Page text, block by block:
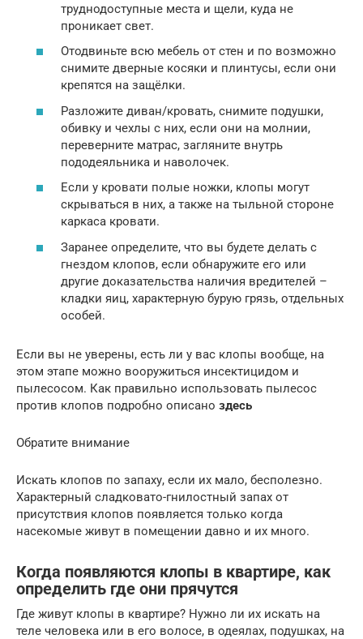
труднодоступные места и щели, куда не
проникает свет.
Отодвиньте всю мебель от стен и по возможно
снимите дверные косяки и плинтусы, если они
крепятся на защёлки.
Разложите диван/кровать, снимите подушки,
обивку и чехлы с них, если они на молнии,
переверните матрас, загляните внутрь
пододеяльника и наволочек.
Если у кровати полые ножки, клопы могут
скрываться в них, а также на тыльной стороне
каркаса кровати.
Заранее определите, что вы будете делать с
гнездом клопов, если обнаружите его или
другие доказательства наличия вредителей –
кладки яиц, характерную бурую грязь, отдельных
особей.
Если вы не уверены, есть ли у вас клопы вообще, на
этом этапе можно вооружиться инсектицидом и
пылесосом. Как правильно использовать пылесос
против клопов подробно описано здесь
Обратите внимание
Искать клопов по запаху, если их мало, бесполезно.
Характерный сладковато-гнилостный запах от
присутствия клопов появляется только когда
насекомые живут в помещении давно и их много.
Когда появляются клопы в квартире, как
определить где они прячутся
Где живут клопы в квартире? Нужно ли их искать на
теле человека или в его волосе, в одеялах, подушках, на